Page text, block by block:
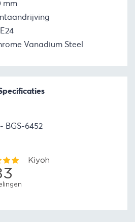
mm
Vanadium Steel
BGS-6452